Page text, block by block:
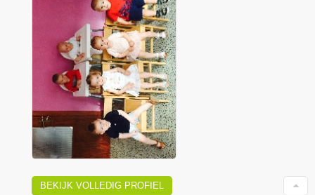
BEKIJK VOLLEDIG PROFIEL